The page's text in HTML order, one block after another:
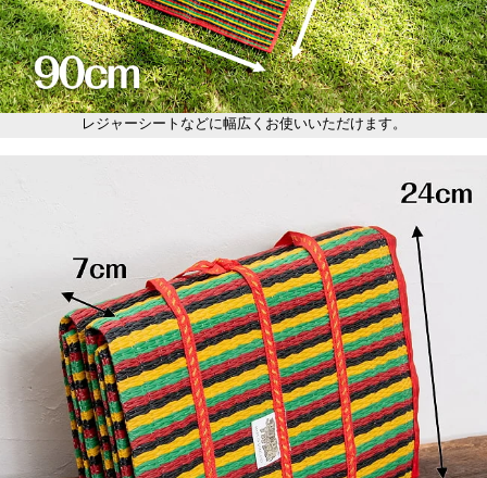
レジャーシートなどに幅広くお使いいただけます。